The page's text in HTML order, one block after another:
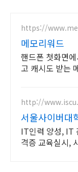
https://
메모리워드
핸드폰 첫화면
고 캐시도 받는
http://
서울사이버대
2026 가을학
IT인력 양성, IT
격증 교육실시,